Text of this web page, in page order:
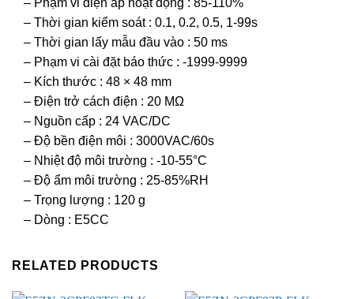
– Phạm vi điện áp hoạt động : 85-110%
– Thời gian kiểm soát : 0.1, 0.2, 0.5, 1-99s
– Thời gian lấy mẫu đầu vào : 50 ms
– Phạm vi cài đặt báo thức : -1999-9999
– Kích thước : 48 × 48 mm
– Điện trở cách điện : 20 MΩ
– Nguồn cấp : 24 VAC/DC
– Độ bền điện môi : 3000VAC/60s
– Nhiệt độ môi trường : -10-55°C
– Độ ẩm môi trường : 25-85%RH
– Trọng lượng : 120 g
– Dòng : E5CC
RELATED PRODUCTS